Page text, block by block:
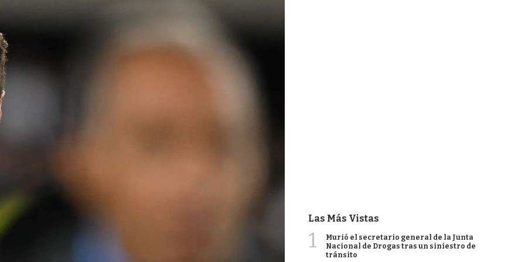
Las Más Vistas
1
Murió el secretario general de la Junta
Nacional de Drogas tras un siniestro de
tránsito